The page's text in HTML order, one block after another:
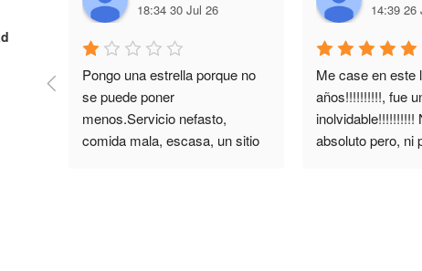
18:34 30 Jul 26
Pongo una estrella porque no
se puede poner
menos.Servicio nefasto,
comida mala, escasa, un sitio
14:39 26
Me case en este
años!!!!!!!!!!, fue
inolvidable!!!!!!!!!!
absoluto pero, ni